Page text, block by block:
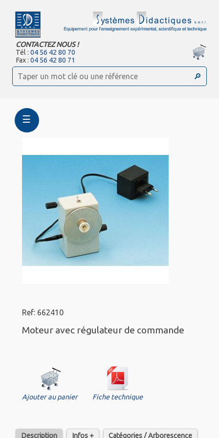
CONTACTEZ NOUS !
Tél :04 56 42 80 70
Fax :04 56 42 80 71
☰
Ref: 662410
Moteur avec régulateur de commande
Ajouter au panier Fiche technique
Description Infos + Catégories / Arborescence